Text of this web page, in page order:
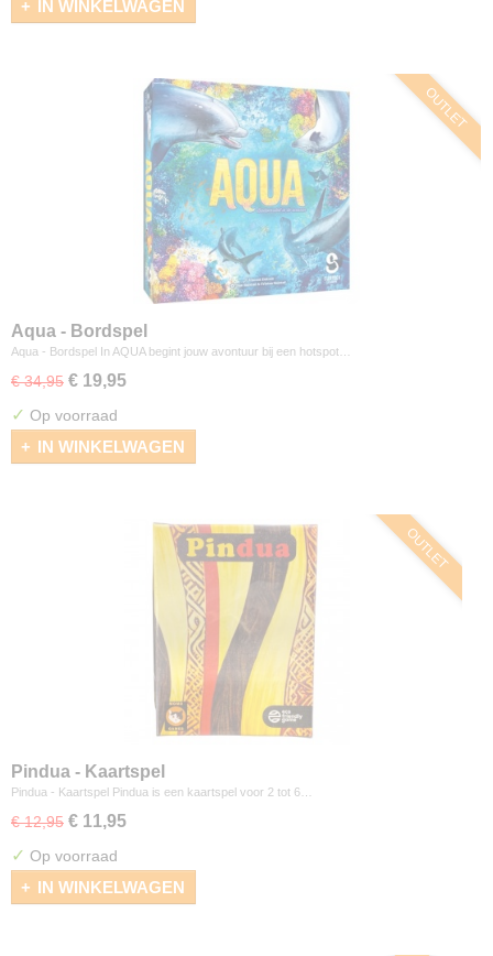
IN WINKELWAGEN
OUTLET
Aqua - Bordspel
Aqua - Bordspel In AQUA begint jouw avontuur bij een hotspot…
€ 34,95 € 19,95
✓ Op voorraad
IN WINKELWAGEN
OUTLET
Pindua - Kaartspel
Pindua - Kaartspel Pindua is een kaartspel voor 2 tot 6…
€ 12,95 € 11,95
✓ Op voorraad
IN WINKELWAGEN